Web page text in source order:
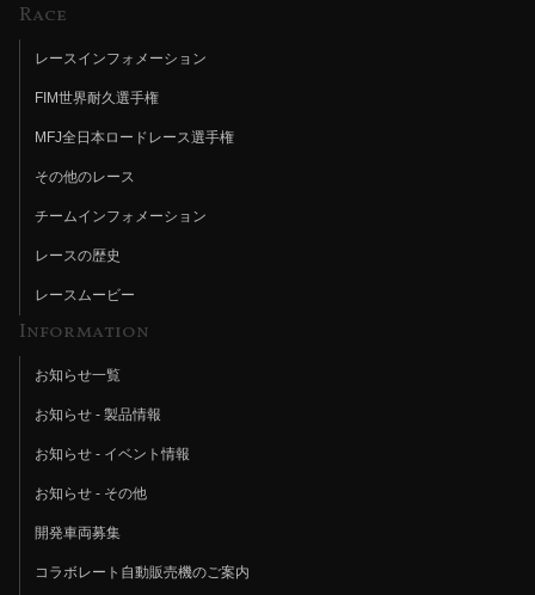
Race
レースインフォメーション
FIM世界耐久選手権
MFJ全日本ロードレース選手権
その他のレース
チームインフォメーション
レースの歴史
レースムービー
Information
お知らせ一覧
お知らせ - 製品情報
お知らせ - イベント情報
お知らせ - その他
開発車両募集
コラボレート自動販売機のご案内